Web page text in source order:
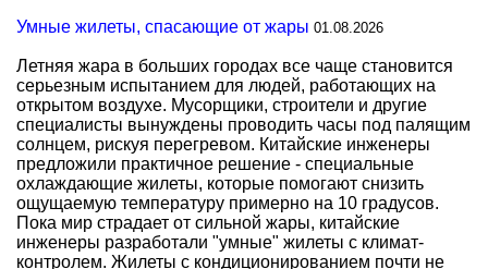
Умные жилеты, спасающие от жары 01.08.2026
Летняя жара в больших городах все чаще становится
серьезным испытанием для людей, работающих на
открытом воздухе. Мусорщики, строители и другие
специалисты вынуждены проводить часы под палящим
солнцем, рискуя перегревом. Китайские инженеры
предложили практичное решение - специальные
охлаждающие жилеты, которые помогают снизить
ощущаемую температуру примерно на 10 градусов.
Пока мир страдает от сильной жары, китайские
инженеры разработали "умные" жилеты с климат-
контролем. Жилеты с кондиционированием почти не